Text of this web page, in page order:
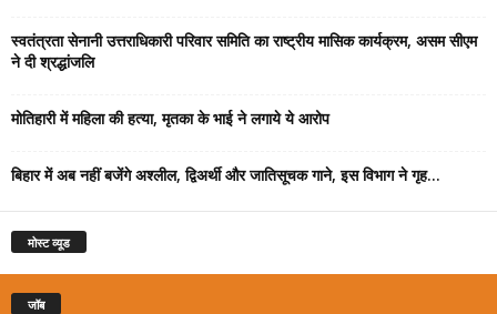
स्वतंत्रता सेनानी उत्तराधिकारी परिवार समिति का राष्ट्रीय मासिक कार्यक्रम, असम सीएम
ने दी श्रद्धांजलि
मोतिहारी में महिला की हत्या, मृतका के भाई ने लगाये ये आरोप
बिहार में अब नहीं बजेंगे अश्लील, द्विअर्थी और जातिसूचक गाने, इस विभाग ने गृह...
मोस्ट व्यूड
जॉब